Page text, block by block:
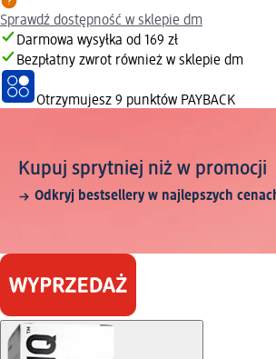
Sprawdź dostępność w sklepie dm
Darmowa wysyłka od 169 zł
Bezpłatny zwrot również w sklepie dm
Otrzymujesz 9 punktów PAYBACK
Kupuj sprytniej niż w promocji
Odkryj bestsellery w najlepszych